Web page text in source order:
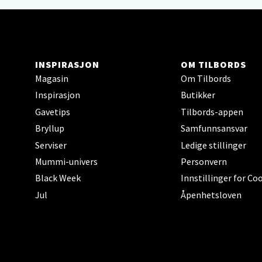
INSPIRASJON
Magasin
Inspirasjon
Gavetips
Bryllup
Serviser
Mummi-univers
Black Week
Jul
OM TILBORDS
Om Tilbords
Butikker
Tilbords-appen
Samfunnsansvar
Ledige stillinger
Personvern
Innstillinger for
Åpenhetsloven
Åpent
Åpent i